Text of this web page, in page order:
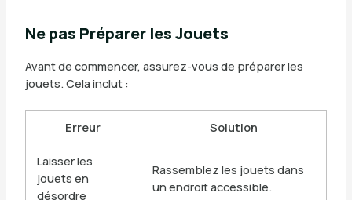
Ne pas Préparer les Jouets
Avant de commencer, assurez-vous de préparer les
jouets. Cela inclut :
Erreur Solution
Laisser les
jouets en
désordre
Rassemblez les jouets dans
un endroit accessible.